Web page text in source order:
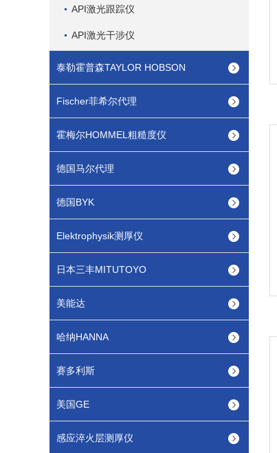
API激光跟踪仪
API激光干涉仪
泰勒霍普森TAYLOR HOBSON
Fischer菲希尔代理
霍梅尔HOMMEL粗糙度仪
德国马尔代理
德国BYK
Elektrophysik测厚仪
日本三丰MITUTOYO
美能达
哈纳HANNA
赛多利斯
美国GE
感应淬火层测厚仪